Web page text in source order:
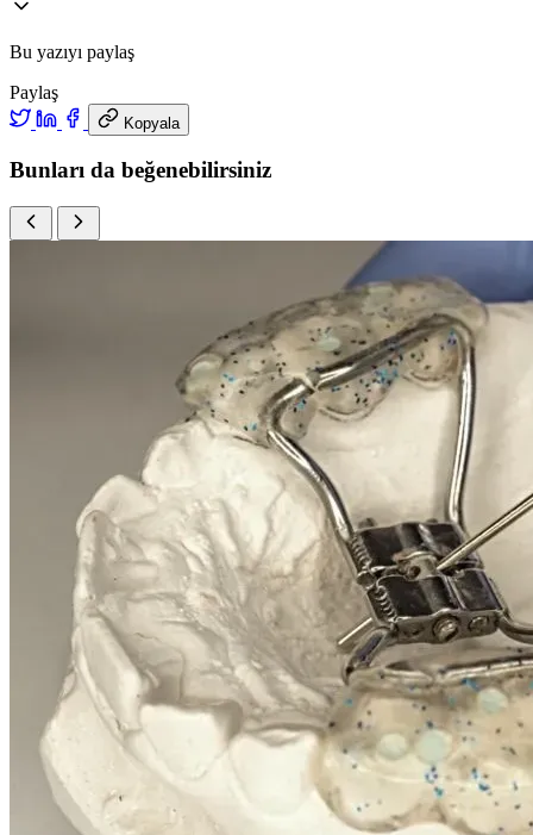
Bu yazıyı paylaş
Paylaş
Kopyala
Bunları da beğenebilirsiniz